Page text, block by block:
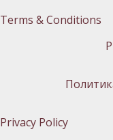
Terms & Conditions
Privacy Policy